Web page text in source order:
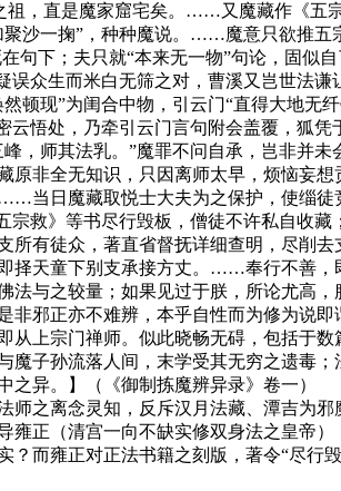
祖，直是魔家窟宅矣。……又魔藏作《五
沙一掬”，种种魔说。……魔意只欲推
句下；夫只就“本来无一物”句论，固似
误众生而米白无筛之对，曹溪又岂世法
顿现”为闺合中物，引云门“直得大地无
云悟处，乃牵引云门言句附会盖覆，狐
，师其法乳。”魔罪不问自承，岂非并
原非全无知识，只因离师太早，烦恼妄
当日魔藏取悦士大夫为之保护，使缁
宗救》等书尽行毁板，僧徒不许私自收
所有徒众，著直省督抚详细查明，尽削
择天童下别支承接方丈。……奉行不善
法与之较量；如果见过于朕，所论尤高
非邪正亦不难辨，本乎自性而为修为说
从上宗门禅师。似此晓畅无碍，包括于
魔子孙流落人间，末学受其无穷之遗毒
异。】（《御制拣魔辨异录》卷一）
之离念灵知，反斥汉月法藏、潭吉为邪
雍正（清宫一向不缺实修双身法之皇帝
？而雍正对正法书籍之刻版，著令“尽行